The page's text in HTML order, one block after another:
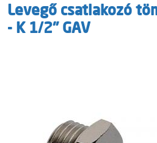
Levegő csatlakozó
- K 1/2" GAV